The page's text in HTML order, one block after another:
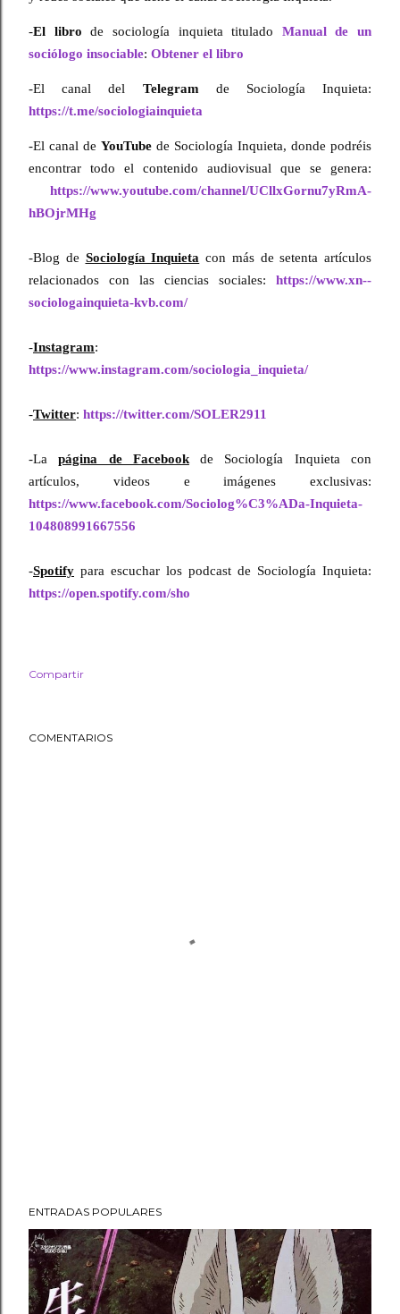
-El libro de sociología inquieta titulado Manual de un
sociólogo insociable: Obtener el libro
-El canal del Telegram
https://t.me/sociologiainquieta
-El canal de YouTube de Sociología Inquieta, donde podréis
encontrar todo el contenido audiovisual que se genera:
https://www.youtube.com/channel/UCllxGornu7yRmA-
hBOjrMHg
-Blog de Sociología Inquieta con más de setenta artículos
relacionados con las ciencias sociales: https://www.xn--
sociologainquieta-kvb.com/
-Instagram:
https://www.instagram.com/sociologia_inquieta/
-Twitter: https://twitter.com/SOLER2911
-La página de Facebook de Sociología Inquieta con
https://www.facebook.com/Sociolog%C3%ADa-Inquieta-
104808991667556
-Spotify
https://open.spotify.com/sho
Compartir
COMENTARIOS
ENTRADAS POPULARES